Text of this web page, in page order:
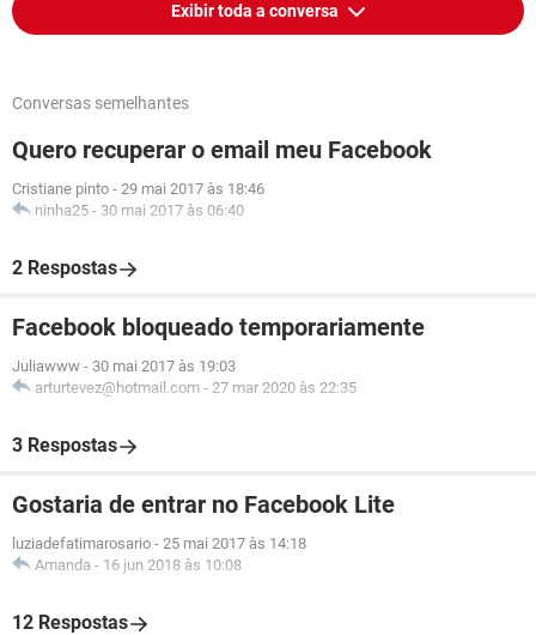
Exibir toda a conversa
Conversas semelhantes
Quero recuperar o email meu Facebook
Cristiane pinto - 29 mai 2017 às 18:46
ninha25 - 30 mai 2017 às 06:40
2 Respostas
Facebook bloqueado temporariamente
Juliawww - 30 mai 2017 às 19:03
arturtevez@hotmail.com - 27 mar 2020 às 22:35
3 Respostas
Gostaria de entrar no Facebook Lite
luziadefatimarosario - 25 mai 2017 às 14:18
Amanda - 16 jun 2018 às 10:08
12 Respostas